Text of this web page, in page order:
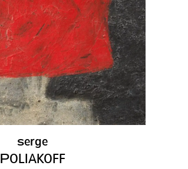
Serge
POLIAKOFF